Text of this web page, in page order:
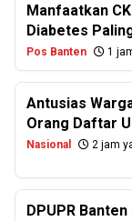
Manfaatkan
Diabetes
Pos Banten 1
Antusias
Orang Daftar
Nasional 2 jam
DPUPR